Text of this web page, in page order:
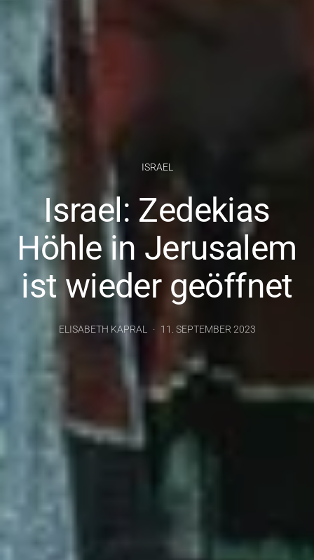
ISRAEL
Israel: Zedekias
Höhle in Jerusalem
ist wieder geöffnet
ELISABETH KAPRAL 11. SEPTEMBER 2023